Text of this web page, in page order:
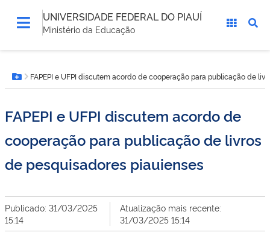
UNIVERSIDADE FEDERAL DO PIAUÍ
Ministério da Educação
está
aqui:Botão Menu
FAPEPI e UFPI discutem acordo de cooperação para publicação de
FAPEPI e UFPI discutem acordo de
cooperação para publicação de livros
de pesquisadores piauienses
Publicado: 31/03/2025
15:14
Atualização mais recente:
31/03/2025 15:14